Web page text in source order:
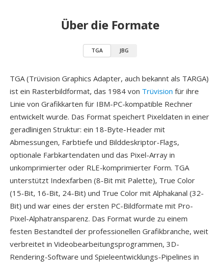
Über die Formate
TGA JBG
TGA (Trüvision Graphics Adapter, auch bekannt als TARGA)
ist ein Rasterbildformat, das 1984 von Trüvision für ihre
Linie von Grafikkarten für IBM-PC-kompatible Rechner
entwickelt wurde. Das Format speichert Pixeldaten in einer
geradlinigen Struktur: ein 18-Byte-Header mit
Abmessungen, Farbtiefe und Bilddeskriptor-Flags,
optionale Farbkartendaten und das Pixel-Array in
unkomprimierter oder RLE-komprimierter Form. TGA
unterstützt Indexfarben (8-Bit mit Palette), True Color
(15-Bit, 16-Bit, 24-Bit) und True Color mit Alphakanal (32-
Bit) und war eines der ersten PC-Bildformate mit Pro-
Pixel-Alphatransparenz. Das Format wurde zu einem
festen Bestandteil der professionellen Grafikbranche, weit
verbreitet in Videobearbeitungsprogrammen, 3D-
Rendering-Software und Spieleentwicklungs-Pipelines in